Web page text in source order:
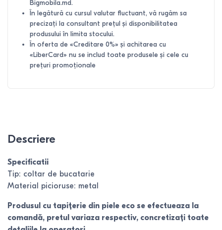
Bigmobila.md.
În legătură cu cursul valutar fluctuant, vă rugăm sa
precizați la consultant prețul și disponibilitatea
produsului în limita stocului.
În oferta de «Creditare 0%» și achitarea cu
«LiberCard» nu se includ toate produsele și cele cu
prețuri promoționale
Descriere
Specificatii
Tip: coltar de bucatarie
Material picioruse: metal
Produsul cu tapițerie din piele eco se efectueaza la
comandă, pretul variaza respectiv, concretizați toate